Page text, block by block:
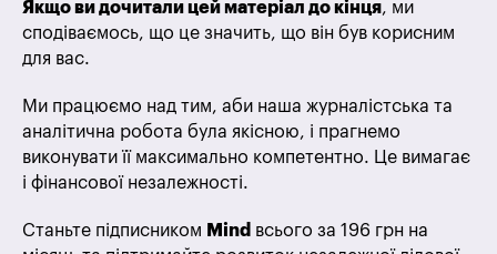
Якщо ви дочитали цей матеріал до кінця, ми
сподіваємось, що це значить, що він був корисним
для вас.
Ми працюємо над тим, аби наша журналістська та
аналітична робота була якісною, і прагнемо
виконувати її максимально компетентно. Це вимагає
і фінансової незалежності.
Станьте підписником Mind всього за 196 грн на